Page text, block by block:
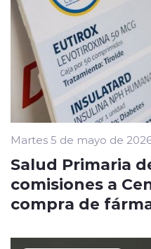
Martes 5 de mayo de
Salud Primaria
comisiones a
compra de